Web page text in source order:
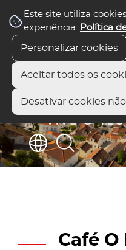
Este site utiliza
experiência. Política
Personalizar cookies
Aceitar todos os
Desativar cookies
Café